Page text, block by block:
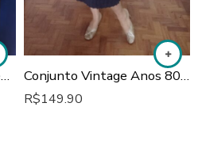
Blazer Vintage Anos 80 em Linho Conjunto Vintage Anos 80: Elegância em Azul Marinho e Poás
R$149.90